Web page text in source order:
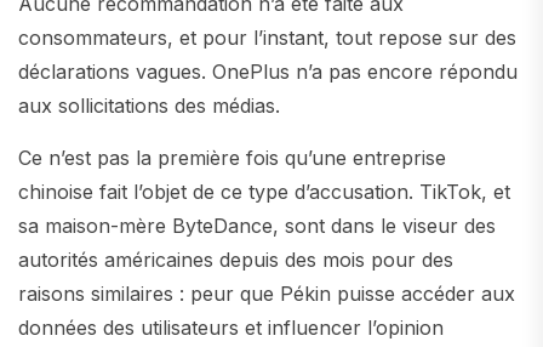
consommateurs, et pour l’instant, tout repose sur des
déclarations vagues. OnePlus n’a pas encore répondu
aux sollicitations des médias.
Ce n’est pas la première fois qu’une entreprise
chinoise fait l’objet de ce type d’accusation. TikTok, et
sa maison-mère ByteDance, sont dans le viseur des
autorités américaines depuis des mois pour des
raisons similaires : peur que Pékin puisse accéder aux
données des utilisateurs et influencer l’opinion